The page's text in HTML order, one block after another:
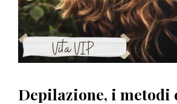
Depilazione, i metodi